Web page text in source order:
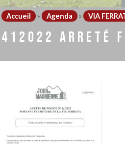
Accueil » Agenda » VIA
412022 ARRETÉ